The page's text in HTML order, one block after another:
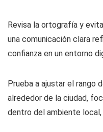
Revisa la ortografía y
una comunicación clara
confianza en un entorno
Prueba a ajustar el rango
alrededor de la ciudad,
dentro del ambiente